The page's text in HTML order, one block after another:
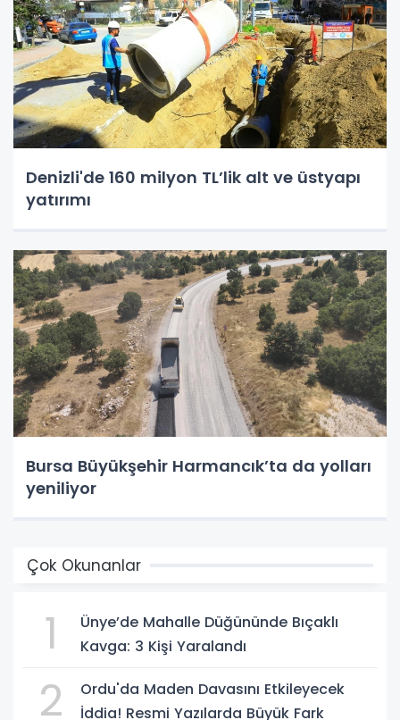
Denizli'de 160 milyon TL’lik alt ve üstyapı
yatırımı
Bursa Büyükşehir Harmancık’ta da yolları
yeniliyor
Çok Okunanlar
1
Ünye’de Mahalle Düğününde Bıçaklı
Kavga: 3 Kişi Yaralandı
2
Ordu'da Maden Davasını Etkileyecek
İddia! Resmi Yazılarda Büyük Fark